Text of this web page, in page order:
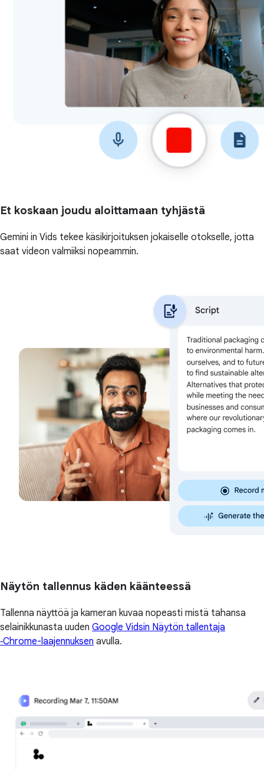
Et koskaan joudu aloittamaan tyhjästä
Gemini in Vids tekee käsikirjoituksen jokaiselle otokselle, jotta
saat videon valmiiksi nopeammin.
Näytön tallennus käden käänteessä
Tallenna näyttöä ja kameran kuvaa nopeasti mistä tahansa
selainikkunasta uuden Google Vidsin Näytön tallentaja
‑Chrome-laajennuksen avulla.